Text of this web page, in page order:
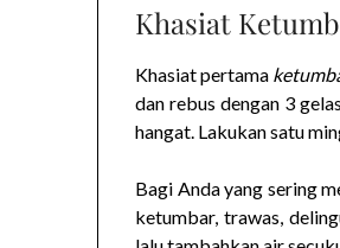
Khasiat
Khasiat pertama
dan rebus dengan 3
hangat. Lakukan satu
Bagi Anda yang sering
ketumbar, trawas,